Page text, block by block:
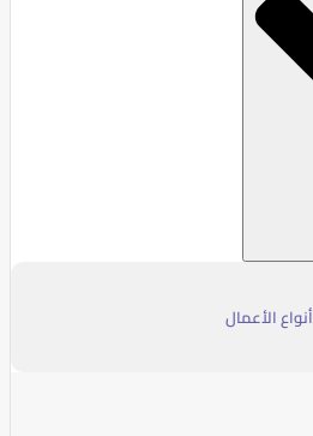
أنواع الأعمال